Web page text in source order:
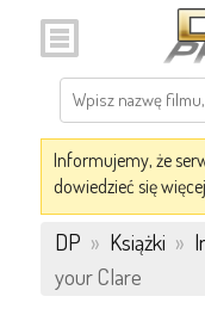
Informujemy, że
dowiedzieć się więcej
DP » Książki »
your Clare